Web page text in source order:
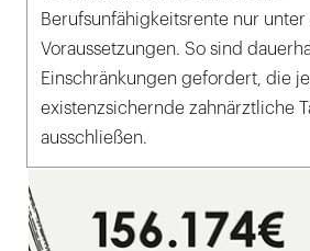
Berufsunfähigkeitsrente nur unter
Voraussetzungen. So sind
Einschränkungen gefordert, die
existenzsichernde zahnärztliche
ausschließen.